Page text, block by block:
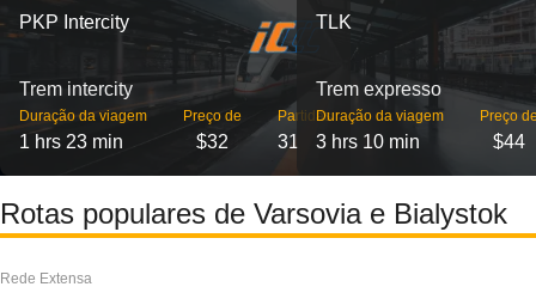
PKP Intercity
Trem intercity
Duração da viagem
1 hrs 23 min
Preço de
$32
Partidas
31
TLK
Trem expresso
Duração da viagem
3 hrs 10 min
Preço
$44
Rotas populares de Varsovia e Bialystok
Rede Extensa